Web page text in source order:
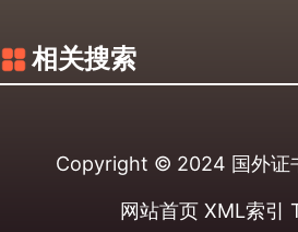
相关搜索
Copyright © 2024 国外证
网站首页 XML索引